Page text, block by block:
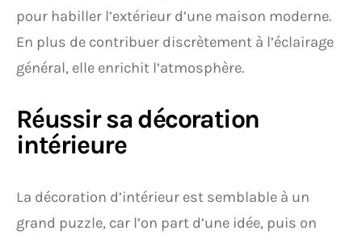
pour habiller l’extérieur d’une maison moderne.
En plus de contribuer discrètement à l’éclairage
général, elle enrichit l’atmosphère.
Réussir sa décoration
intérieure
La décoration d’intérieur est semblable à un
grand puzzle, car l’on part d’une idée, puis on